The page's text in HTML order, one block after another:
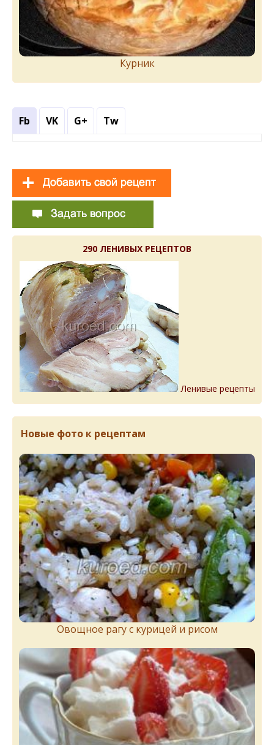
Курник
Fb VK G+ Tw
290 ЛЕНИВЫХ РЕЦЕПТОВ
Ленивые рецепты
Новые фото к рецептам
Овощное рагу с курицей и рисом